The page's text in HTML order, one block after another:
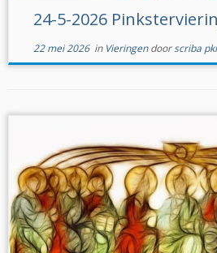
24-5-2026
22 mei 2026in Vieringendoorscriba